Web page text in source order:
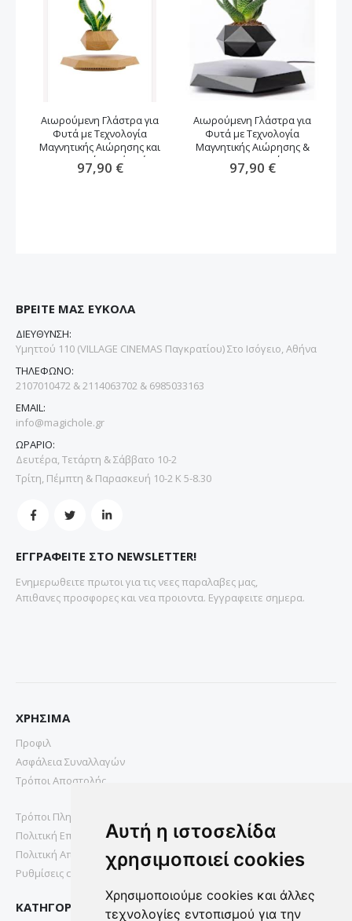
Αυτή η ιστοσελίδα
χρησιμοποιεί cookies
Χρησιμοποιούμε cookies και άλλες
τεχνολογίες εντοπισμού για την
Αιωρούμενη Γλάστρα για
Φυτά με Τεχνολογία
Μαγνητικής Αιώρησης και
Περιστροφή -καφέ χρώμα
97,90 €
Αιωρούμενη Γλάστρα για
Φυτά με Τεχνολογία
Μαγνητικής Αιώρησης &
Περιστροφή
97,90 €
ΒΡΕΙΤΕ ΜΑΣ ΕΥΚΟΛΑ
ΔΙΕΥΘΥΝΣΗ:
Υμηττού 110 (VILLAGE CINEMAS Παγκρατίου) Στο Ισόγειο, Αθήνα
ΤΗΛΕΦΩΝΟ:
2107010472 & 2114063702 & 6985033163
EMAIL:
info@magichole.gr
ΩΡΑΡΙΟ:
Δευτέρα, Τετάρτη & Σάββατο 10-2
Τρίτη, Πέμπτη & Παρασκευή 10-2 Κ 5-8.30
ΕΓΓΡΑΦΕΙΤΕ ΣΤΟ NEWSLETTER!
Ενημερωθειτε πρωτοι για τις νεες παραλαβες μας,
Απιθανες προσφορες και νεα προιοντα. Εγγραφειτε σημερα.
ΧΡΗΣΙΜΑ
Προφιλ
Ασφάλεια Συναλλαγών
Τρόποι Αποστολής
Τρόποι Πληρωμής
Πολιτική Επιστροφών
Πολιτική Απορρήτου
Ρυθμίσεις cookies
ΚΑΤΗΓΟΡΙΕΣ